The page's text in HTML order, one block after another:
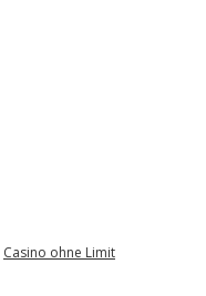
Casino ohne Limit